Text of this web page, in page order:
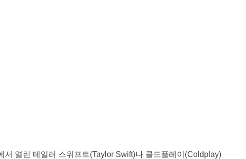
열린 테일러 스위프트(Taylor Swift)나 콜드플레이(Coldplay)